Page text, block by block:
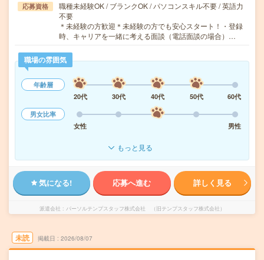
応募資格
職種未経験OK / ブランクOK / パソコンスキル不要 / 英語力
不要
＊未経験の方歓迎＊未経験の方でも安心スタート！・登録
時、キャリアを一緒に考える面談（電話面談の場合）…
職場の雰囲気
年齢層
20代
30代 40代 50代
60代
男女比率
女性
男性
もっと見る
気になる! 応募へ進む 詳しく見る
派遣会社 パーソルテンプスタッフ株式会社 （旧テンプスタッフ株式会社）
未読 掲載日 2026/08/07